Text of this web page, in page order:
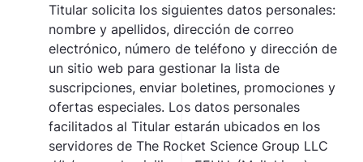
Titular solicita los siguientes datos personales:
nombre y apellidos, dirección de correo
electrónico, número de teléfono y dirección de
un sitio web para gestionar la lista de
suscripciones, enviar boletines, promociones y
ofertas especiales. Los datos personales
facilitados al Titular estarán ubicados en los
servidores de The Rocket Science Group LLC